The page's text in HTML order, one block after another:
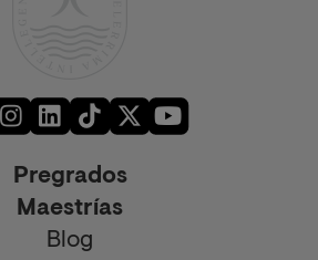
Pregrados
Maestrías
Blog